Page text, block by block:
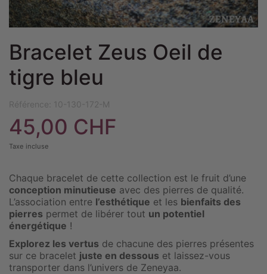
Bracelet Zeus Oeil de
tigre bleu
Référence: 10-130-172-M
45,00 CHF
Taxe incluse
Chaque bracelet de cette collection est le fruit d’une
conception minutieuse avec des pierres de qualité.
L’association entre l’esthétique et les bienfaits des
pierres permet de libérer tout un potentiel
énergétique !
Explorez les vertus de chacune des pierres présentes
sur ce bracelet juste en dessous et laissez-vous
transporter dans l’univers de Zeneyaa.